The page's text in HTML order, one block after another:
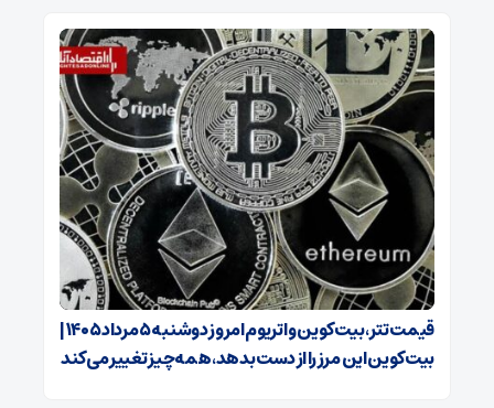
قیمت تتر، بیت‌کوین و اتریوم امروز دوشنبه ۵ مرداد ۱۴۰۵ |
بیت‌کوین این مرز را از دست بدهد، همه‌چیز تغییر می‌کند